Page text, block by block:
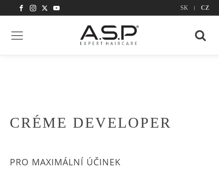
SK | CZ
CRÉME DEVELOPER
PRO MAXIMÁLNÍ ÚČINEK